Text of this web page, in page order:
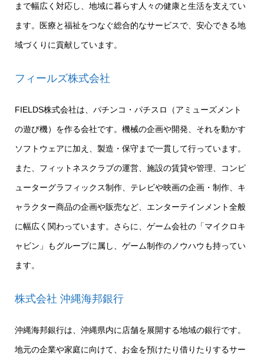
まで幅広く対応し、地域に暮らす人々の健康と生活を支えてい
ます。医療と福祉をつなぐ総合的なサービスで、安心できる地
域づくりに貢献しています。
フィールズ株式会社
FIELDS株式会社は、パチンコ・パチスロ（アミューズメント
の遊び機）を作る会社です。機械の企画や開発、それを動かす
ソフトウェアに加え、製造・保守まで一貫して行っています。
また、フィットネスクラブの運営、施設の賃貸や管理、コンピ
ューターグラフィックス制作、テレビや映画の企画・制作、キ
ャラクター商品の企画や販売など、エンターテインメント全般
に幅広く関わっています。さらに、ゲーム会社の「マイクロキ
ャビン」もグループに属し、ゲーム制作のノウハウも持ってい
ます。
株式会社 沖縄海邦銀行
沖縄海邦銀行は、沖縄県内に店舗を展開する地域の銀行です。
地元の企業や家庭に向けて、お金を預けたり借りたりするサー